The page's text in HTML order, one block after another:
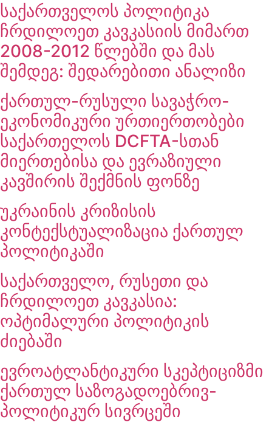
საქართველოს პოლიტიკა
ჩრდილოეთ კავკასიის მიმართ
2008-2012 წლებში და მას
შემდეგ: შედარებითი ანალიზი
ქართულ-რუსული სავაჭრო-
ეკონომიკური ურთიერთობები
საქართელოს DCFTA-სთან
მიერთებისა და ევრაზიული
კავშირის შექმნის ფონზე
უკრაინის კრიზისის
კონტექსტუალიზაცია ქართულ
პოლიტიკაში
საქართველო, რუსეთი და
ჩრდილოეთ კავკასია:
ოპტიმალური პოლიტიკის
ძიებაში
ევროატლანტიკური სკეპტიციზმი
ქართულ საზოგადოებრივ-
პოლიტიკურ სივრცეში